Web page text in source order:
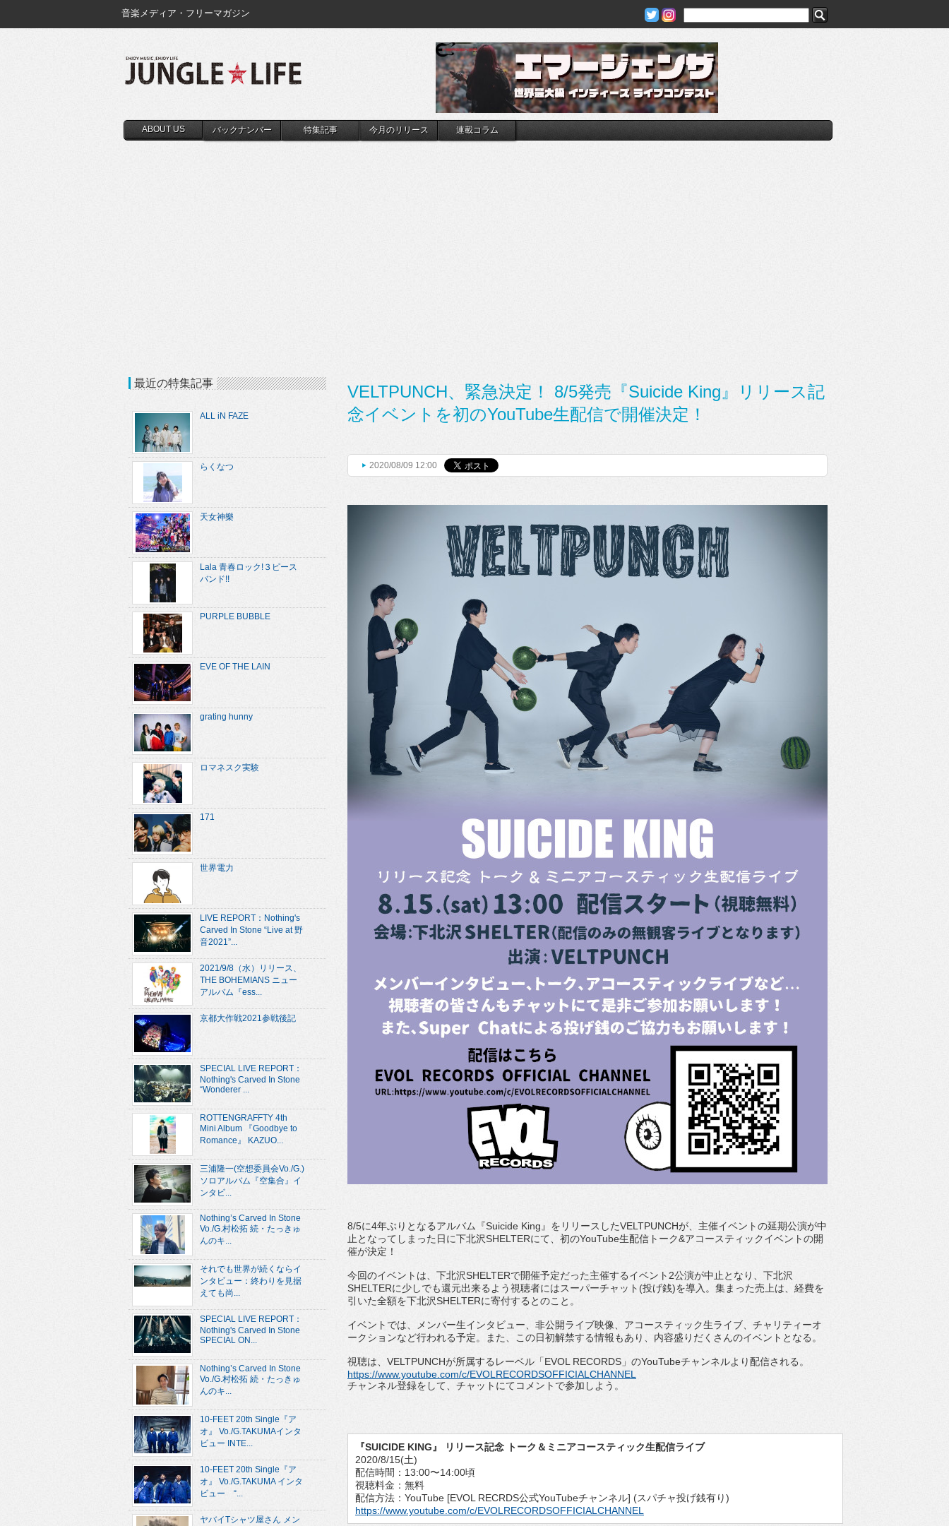
音楽メディア・フリーマガジン
ABOUT US バックナンバー 特集記事 今月のリリース 連載コラム
VELTPUNCH、緊急決定！ 8/5発売『Suicide King』リリース記
念イベントを初のYouTube生配信で開催決定！
2020/08/09 12:00
8/5に4年ぶりとなるアルバム『Suicide King』をリリースしたVELTPUNCHが、主催イベントの延期公演が中
止となってしまった日に下北沢SHELTERにて、初のYouTube生配信トーク&アコースティックイベントの開
催が決定！
今回のイベントは、下北沢SHELTERで開催予定だった主催するイベント2公演が中止となり、下北沢
SHELTERに少しでも還元出来るよう視聴者にはスーパーチャット(投げ銭)を導入。集まった売上は、経費を
引いた全額を下北沢SHELTERに寄付するとのこと。
イベントでは、メンバー生インタビュー、非公開ライブ映像、アコースティック生ライブ、チャリティーオ
ークションなど行われる予定。また、この日初解禁する情報もあり、内容盛りだくさんのイベントとなる。
視聴は、VELTPUNCHが所属するレーベル「EVOL RECORDS」のYouTubeチャンネルより配信される。
https://www.youtube.com/c/EVOLRECORDSOFFICIALCHANNEL
チャンネル登録をして、チャットにてコメントで参加しよう。
『SUICIDE KING』 リリース記念 トーク＆ミニアコースティック生配信ライブ
2020/8/15(土)
配信時間：13:00〜14:00頃
視聴料金：無料
配信方法：YouTube [EVOL RECRDS公式YouTubeチャンネル] (スパチャ投げ銭有り)
https://www.youtube.com/c/EVOLRECORDSOFFICIALCHANNEL
最近の特集記事
ALL iN FAZE
らくなつ
天女神樂
Lala 青春ロック!３ピース
バンド!!
PURPLE BUBBLE
EVE OF THE LAIN
grating hunny
ロマネスク実験
171
世界電力
LIVE REPORT：Nothing's
Carved In Stone “Live at 野
音2021”...
2021/9/8（水）リリース、
THE BOHEMIANS ニュー
アルバム『ess...
京都大作戦2021参戦後記
SPECIAL LIVE REPORT：
Nothing's Carved In Stone
“Wonderer ...
ROTTENGRAFFTY 4th
Mini Album 『Goodbye to
Romance』 KAZUO...
三浦隆一(空想委員会Vo./G.)
ソロアルバム『空集合』イ
ンタビ...
Nothing’s Carved In Stone
Vo./G.村松拓 続・たっきゅ
んのキ...
それでも世界が続くならイ
ンタビュー：終わりを見据
えても尚...
SPECIAL LIVE REPORT：
Nothing's Carved In Stone
SPECIAL ON...
Nothing’s Carved In Stone
Vo./G.村松拓 続・たっきゅ
んのキ...
10-FEET 20th Single『ア
オ』 Vo./G.TAKUMAインタ
ビュー INTE...
10-FEET 20th Single『ア
オ』 Vo./G.TAKUMA インタ
ビュー “...
ヤバイTシャツ屋さん メン